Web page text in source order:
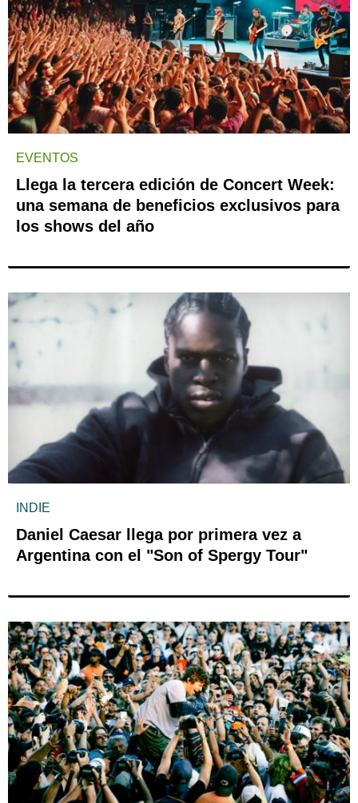
EVENTOS
Llega la tercera edición de Concert Week:
una semana de beneficios exclusivos para
los shows del año
INDIE
Daniel Caesar llega por primera vez a
Argentina con el "Son of Spergy Tour"